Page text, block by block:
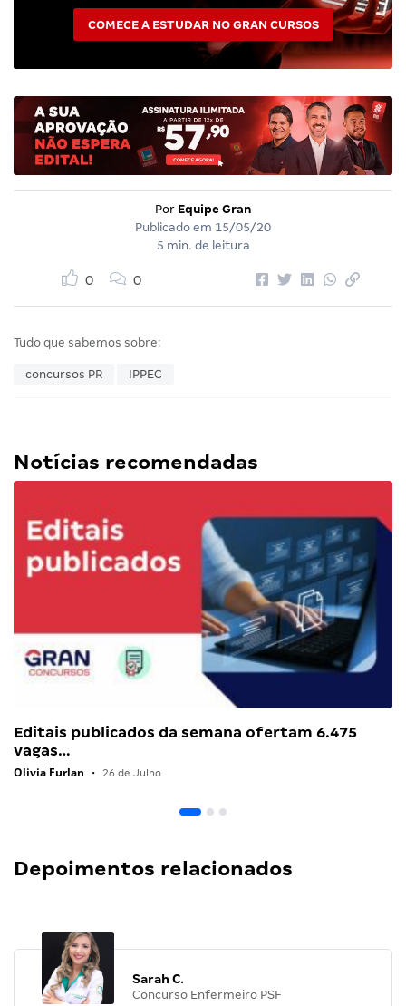
COMECE A ESTUDAR NO GRAN CURSOS
Por Equipe Gran
Publicado em 15/05/20
5 min. de leitura
0 0
Tudo que sabemos sobre:
concursos PR IPPEC
Notícias recomendadas
Editais publicados da semana ofertam 6.475
vagas…
Olivia Furlan • 26 de Julho
Depoimentos relacionados
Sarah C.
Concurso Enfermeiro PSF